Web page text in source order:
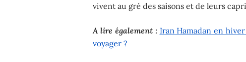
vivent au gré des saisons et de leurs
A lire également : Iran Hamadan en
voyager ?